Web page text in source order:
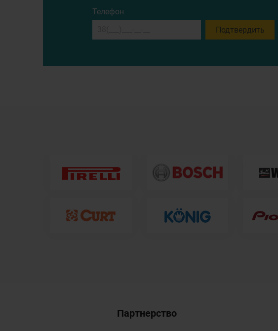
Телефон
Подтвердить
Партнерство